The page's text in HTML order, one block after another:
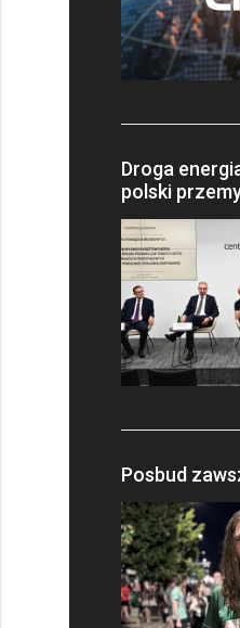
Droga
polski
Posbud